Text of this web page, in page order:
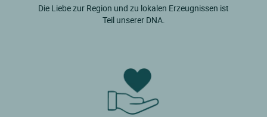
Die Liebe zur Region und zu lokalen Erzeugnissen ist
Teil unserer DNA.